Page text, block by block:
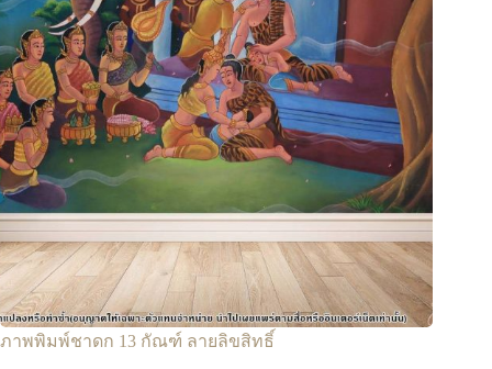
ภาพพิมพ์ชาดก 13 กัณฑ์ ลายลิขสิทธิ์